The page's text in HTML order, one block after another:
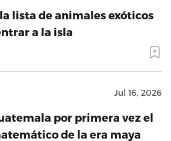
lista de animales exóticos
a la isla
Jul 16, 2026
por primera vez el
de la era maya